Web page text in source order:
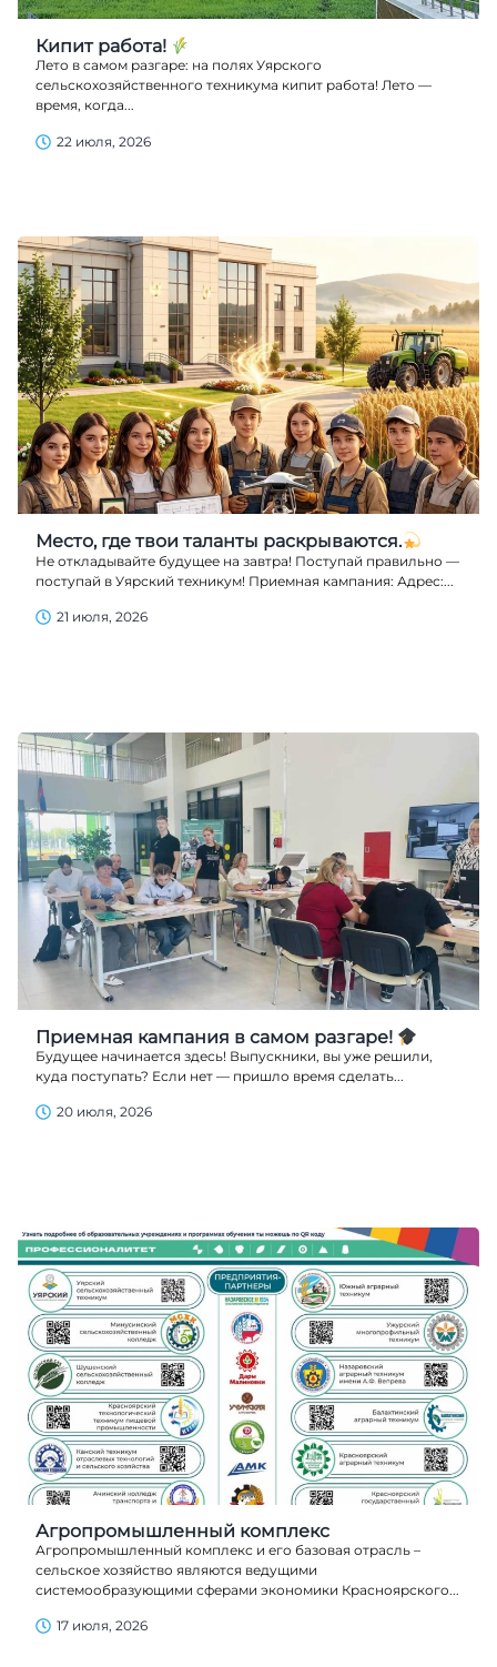
Кипит работа!
Лето в самом разгаре: на полях Уярского
сельскохозяйственного техникума кипит работа! Лето —
время, когда...
22 июля, 2026
Место, где твои таланты раскрываются.
Не откладывайте будущее на завтра! Поступай правильно —
поступай в Уярский техникум! Приемная кампания: Адрес:...
21 июля, 2026
Приемная кампания в самом разгаре!
Будущее начинается здесь! Выпускники, вы уже решили,
куда поступать? Если нет — пришло время сделать...
20 июля, 2026
Агропромышленный комплекс
Агропромышленный комплекс и его базовая отрасль –
сельское хозяйство являются ведущими
системообразующими сферами экономики Красноярского...
17 июля, 2026